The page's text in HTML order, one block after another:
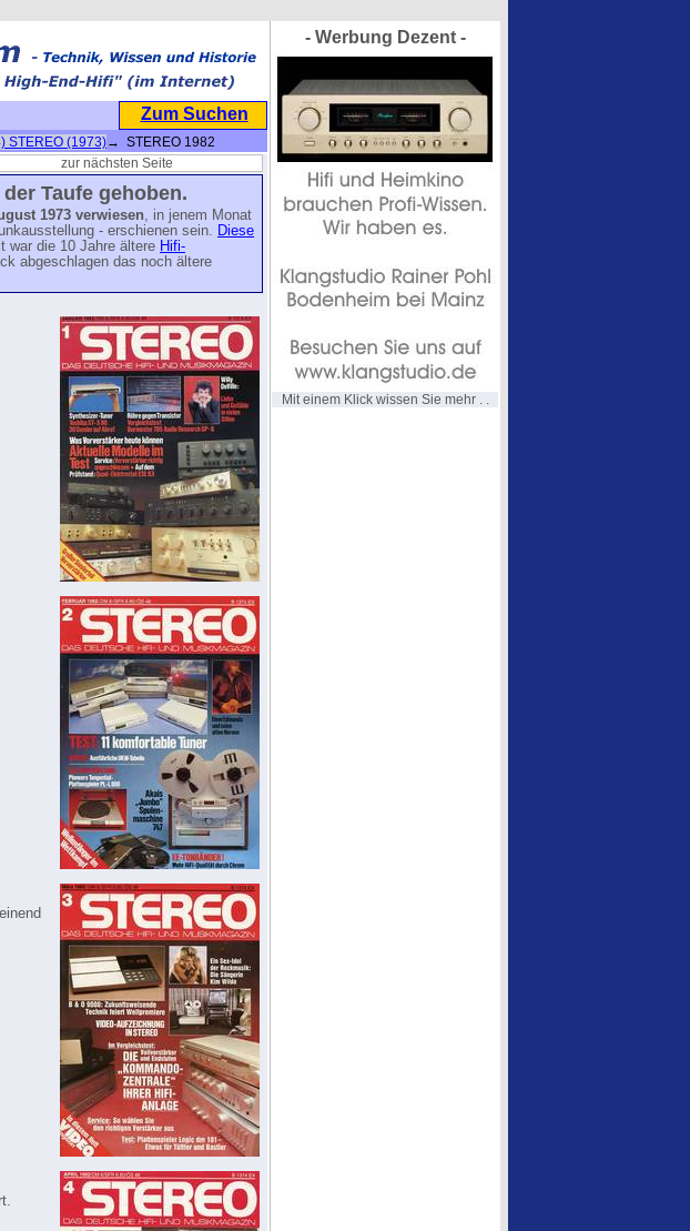
Zum Suchen
STEREO (1973)→ STEREO 1982
zur nächsten Seite
Taufe gehoben.
1973 verwiesen, in jenem Monat
- erschienen sein. Diese
war die 10 Jahre ältere Hifi-
abgeschlagen das noch ältere
- Werbung Dezent -
Mit einem Klick wissen Sie mehr . .